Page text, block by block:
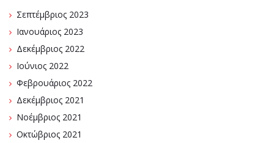
Σεπτέμβριος 2023
Ιανουάριος 2023
Δεκέμβριος 2022
Ιούνιος 2022
Φεβρουάριος 2022
Δεκέμβριος 2021
Νοέμβριος 2021
Οκτώβριος 2021